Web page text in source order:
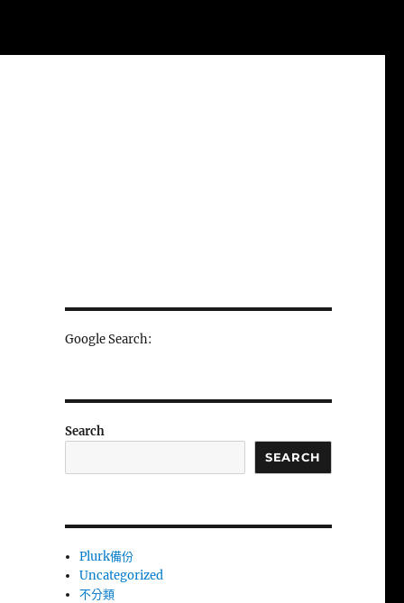
Google Search:
Search
SEARCH
Plurk備份
Uncategorized
不分類